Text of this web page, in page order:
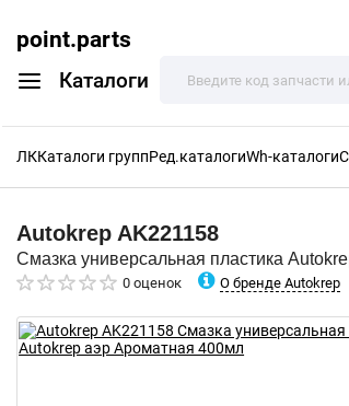
point.parts
Каталоги
ЛККаталоги группРед.каталогиWh-каталоги
Autokrep AK221158
Смазка универсальная пластика
0 оценок О бренде Autokrep